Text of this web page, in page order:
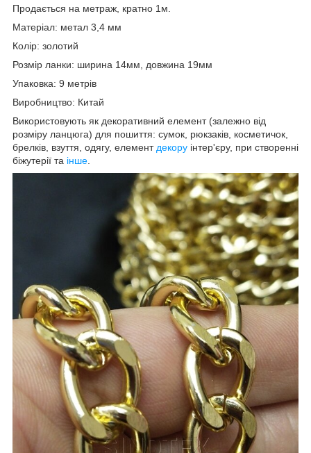
Продається на метраж, кратно 1м.
Матеріал: метал 3,4 мм
Колір: золотий
Розмір ланки: ширина 14мм, довжина 19мм
Упаковка: 9 метрів
Виробництво: Китай
Використовують як декоративний елемент (залежно від
розміру ланцюга) для пошиття: сумок, рюкзаків, косметичок,
брелків, взуття, одягу, елемент декору інтер'єру, при створенні
біжутерії та інше